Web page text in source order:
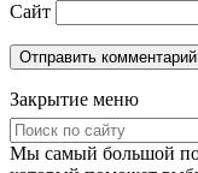
Сайт
Закрытие меню
Мы самый большой